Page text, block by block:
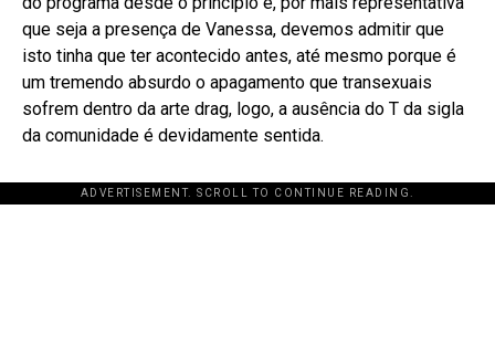
que seja a presença de Vanessa, devemos admitir que
isto tinha que ter acontecido antes, até mesmo porque é
um tremendo absurdo o apagamento que transexuais
sofrem dentro da arte drag, logo, a ausência do T da sigla
da comunidade é devidamente sentida.
ADVERTISEMENT. SCROLL TO CONTINUE READING.